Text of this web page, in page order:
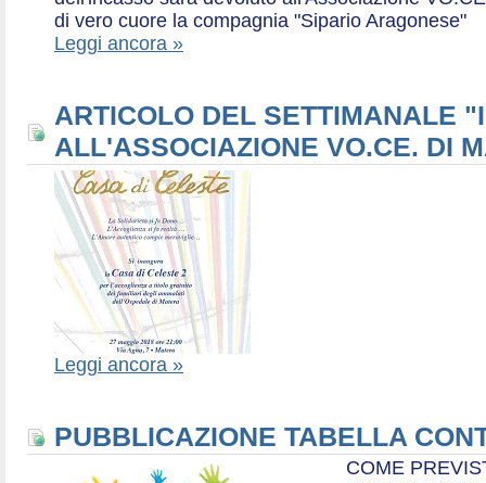
di vero cuore la compagnia "Sipario Aragonese"
Leggi ancora »
ARTICOLO DEL SETTIMANALE
ALL'ASSOCIAZIONE VO.CE. DI
Leggi ancora »
PUBBLICAZIONE TABELLA
COME